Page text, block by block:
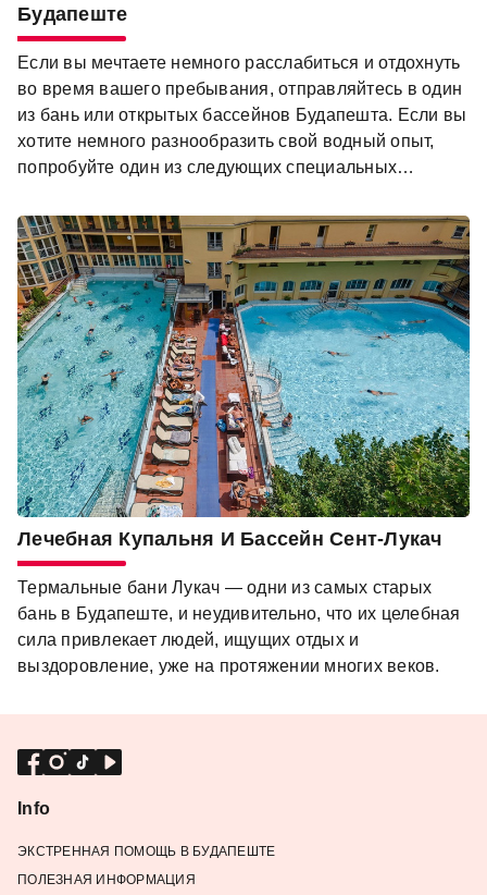
Будапеште
Если вы мечтаете немного расслабиться и отдохнуть
во время вашего пребывания, отправляйтесь в один
из бань или открытых бассейнов Будапешта. Если вы
хотите немного разнообразить свой водный опыт,
попробуйте один из следующих специальных
Лечебная Купальня И Бассейн Сент-Лукач
Термальные бани Лукач — одни из самых старых
бань в Будапеште, и неудивительно, что их целебная
сила привлекает людей, ищущих отдых и
выздоровление, уже на протяжении многих веков.
Info
ЭКСТРЕННАЯ ПОМОЩЬ В БУДАПЕШТЕ
ПОЛЕЗНАЯ ИНФОРМАЦИЯ